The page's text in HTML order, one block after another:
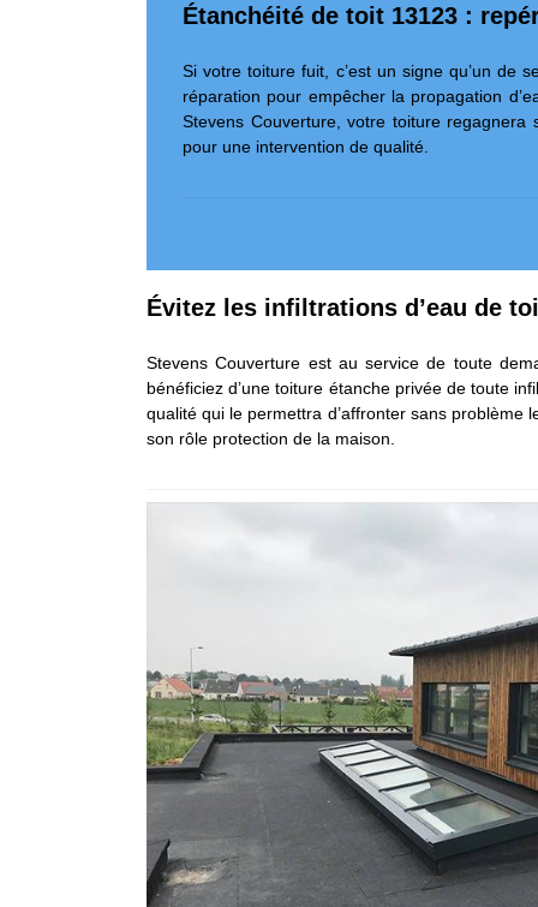
Étanchéité de toit 13123 :
Si votre toiture fuit, c’est un signe qu’un de
réparation pour empêcher la propagation
Stevens Couverture, votre toiture regagnera
pour une intervention de qualité.
Évitez les infiltrations d’eau de
Stevens Couverture est au service de toute
bénéficiez d’une toiture étanche privée de toute
qualité qui le permettra d’affronter sans problème
son rôle protection de la maison.